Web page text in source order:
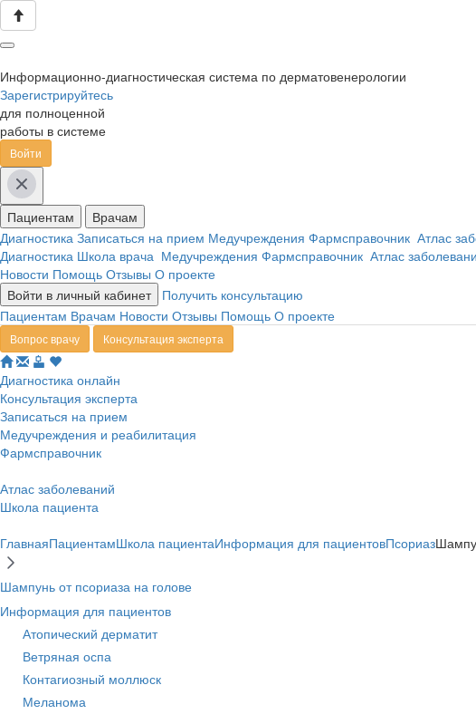
Информационно-диагностическая система по дерматовенерологии
Зарегистрируйтесь
для полноценной
работы в системе
Войти
Пациентам
Врачам
Диагностика Записаться на прием Медучреждения Фармсправочник Атлас
Диагностика Школа врача Медучреждения Фармсправочник Атлас
Новости Помощь Отзывы О проекте
Войти в личный кабинет
Получить консультацию
Пациентам Врачам Новости Отзывы Помощь О проекте
Вопрос врачу Консультация эксперта
Диагностика онлайн
Консультация эксперта
Записаться на прием
Медучреждения и реабилитация
Фармсправочник
Атлас заболеваний
Школа пациента
ГлавнаяПациентамШкола пациентаИнформация для пациентовПсориаз
Шампунь от псориаза на голове
Информация для пациентов
Атопический дерматит
Ветряная оспа
Контагиозный моллюск
Меланома